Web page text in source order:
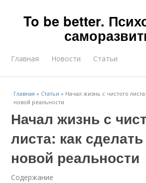
To be better.
Главная Новости Статьи
Главная » Статьи » Начал жизнь с чистого
новой реальности
Начал жизнь с
листа: как
новой реальности
Содержание